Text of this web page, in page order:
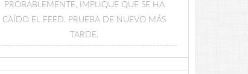
PROBABLEMENTE, IMPLIQUE QUE SE HA
CAÍDO EL FEED. PRUEBA DE NUEVO MÁS
TARDE.